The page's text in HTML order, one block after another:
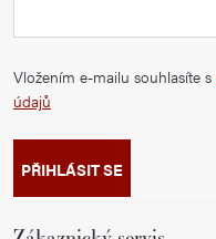
Vložením e-mailu souhlasíte s
údajů
PŘIHLÁSIT SE